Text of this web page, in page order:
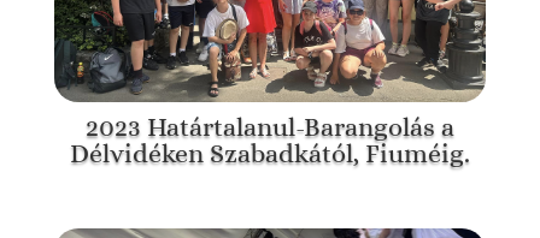
2023 Határtalanul-Barangolás a
Délvidéken Szabadkától, Fiuméig.